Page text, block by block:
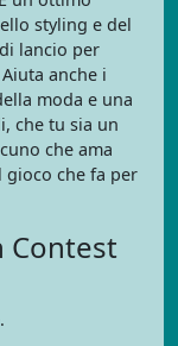
styling e del
lancio per
anche i
moda e una
che tu sia un
che ama
gioco che fa per
Contest